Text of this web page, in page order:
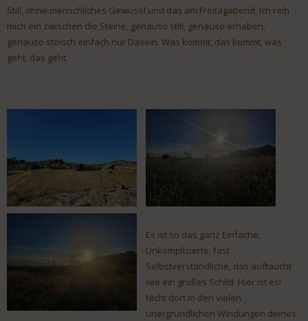
Still, ohne menschliches Gewusel und das am Freitagabend. Ich reih
mich ein zwischen die Steine, genauso still, genauso erhaben,
genauso stoisch einfach nur Dasein. Was kommt, das kommt, was
geht, das geht.
Es ist so das ganz Einfache,
Unkomplizierte, fast
Selbstverständliche, das auftaucht
wie ein großes Schild. Hier ist es!
Nicht dort in den vielen
unergründlichen Windungen deines